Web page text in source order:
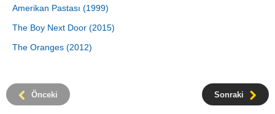
Amerikan Pastası (1999)
The Boy Next Door (2015)
The Oranges (2012)
Önceki Sonraki